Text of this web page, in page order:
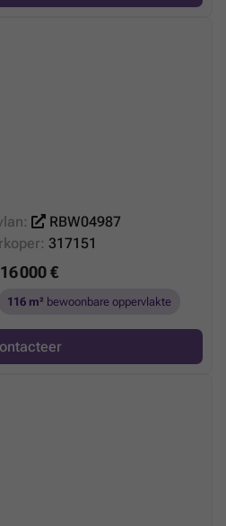
RBW04987
317151
000 €
116 m² bewoonbare oppervlakte